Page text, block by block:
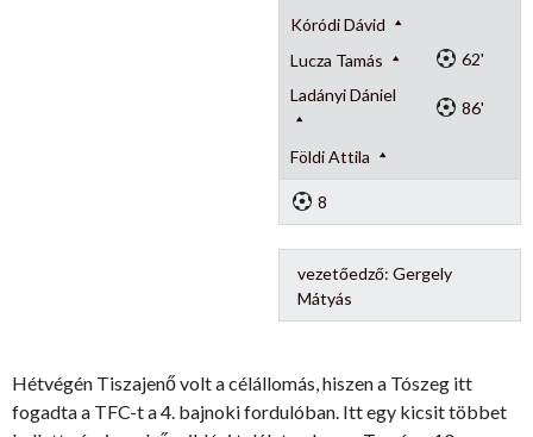
Kóródi Dávid
Lucza Tamás
62'
Ladányi Dániel
86'
Földi Attila
8
vezetőedző: Gergely
Mátyás
Hétvégén Tiszajenő volt a célállomás, hiszen a Tószeg itt
fogadta a TFC-t a 4. bajnoki fordulóban. Itt egy kicsit többet